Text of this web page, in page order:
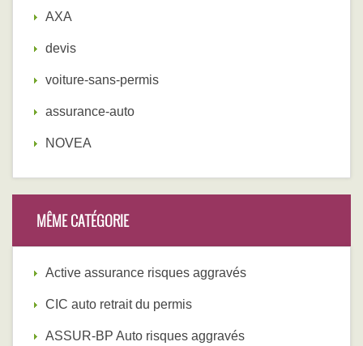
AXA
devis
voiture-sans-permis
assurance-auto
NOVEA
MÊME CATÉGORIE
Active assurance risques aggravés
CIC auto retrait du permis
ASSUR-BP Auto risques aggravés